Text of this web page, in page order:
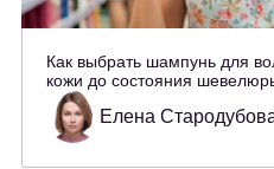
Как выбрать шампунь для
кожи до состояния
Елена